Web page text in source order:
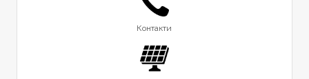
Контакти